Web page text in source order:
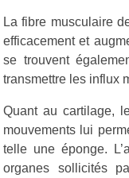
La fibre musculaire
efficacement et
se trouvent
transmettre les influx
Quant au cartilage,
mouvements lui
telle une éponge.
organes sollicités